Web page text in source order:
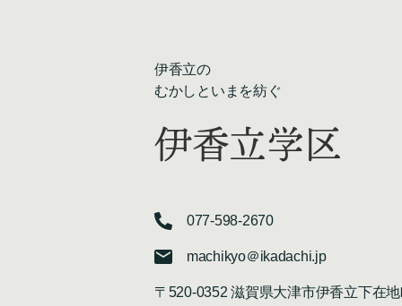
伊香立の
むかしといまを紡ぐ
伊香立学区
077-598-2670
machikyo＠ikadachi.jp
〒520-0352 滋賀県大津市伊香立下在